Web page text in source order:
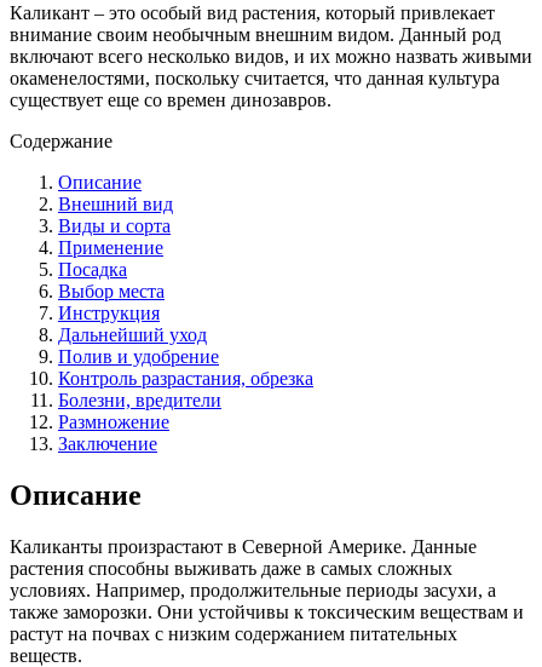
Каликант – это особый вид растения, который привлекает
внимание своим необычным внешним видом. Данный род
включают всего несколько видов, и их можно назвать живыми
окаменелостями, поскольку считается, что данная культура
существует еще со времен динозавров.
Содержание
Описание
Внешний вид
Виды и сорта
Применение
Посадка
Выбор места
Инструкция
Дальнейший уход
Полив и удобрение
Контроль разрастания, обрезка
Болезни, вредители
Размножение
Заключение
Описание
Каликанты произрастают в Северной Америке. Данные
растения способны выживать даже в самых сложных
условиях. Например, продолжительные периоды засухи, а
также заморозки. Они устойчивы к токсическим веществам и
растут на почвах с низким содержанием питательных
веществ.